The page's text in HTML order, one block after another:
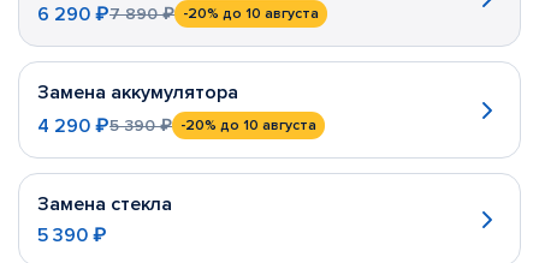
6 290 ₽7 890 ₽ -20% до 10 августа
Замена аккумулятора
4 290 ₽5 390 ₽ -20% до 10 августа
Замена стекла
5 390 ₽